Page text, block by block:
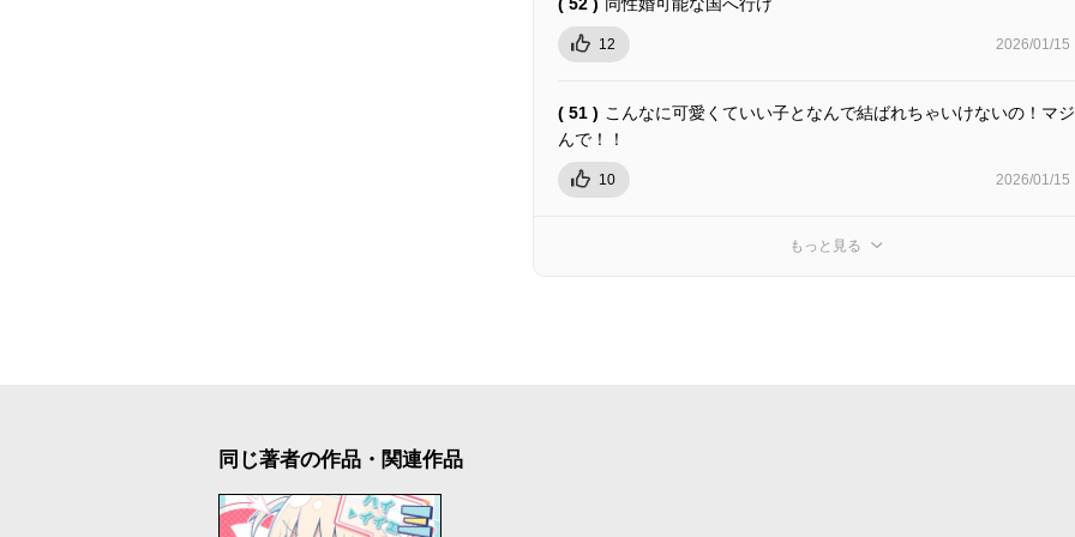
12 2026/01/15
( 51 ) こんなに可愛くていい子となんで結ばれちゃいけないの！マ
んで！！
10 2026/01/15
もっと見る
同じ著者の作品・関連作品